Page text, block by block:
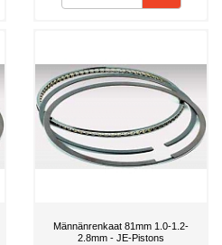
Männänrenkaat 81mm 1.0-1.2-
2.8mm - JE-Pistons